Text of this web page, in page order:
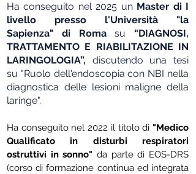
Ha conseguito nel 2025 un Master di I
livello presso l'Università "la
Sapienza" di Romasu “DIAGNOSI,
TRATTAMENTO E RIABILITAZIONE IN
LARINGOLOGIA”, discutendo una tesi
su "Ruolo dell'endoscopia con NBI nella
diagnostica delle lesioni maligne della
laringe".
Ha conseguito nel 2022 il titolo di "Medico
Qualificato in disturbi respiratori
ostruttivi in sonno" da parte di EOS-DRS
(corso di formazione continua ed integrata